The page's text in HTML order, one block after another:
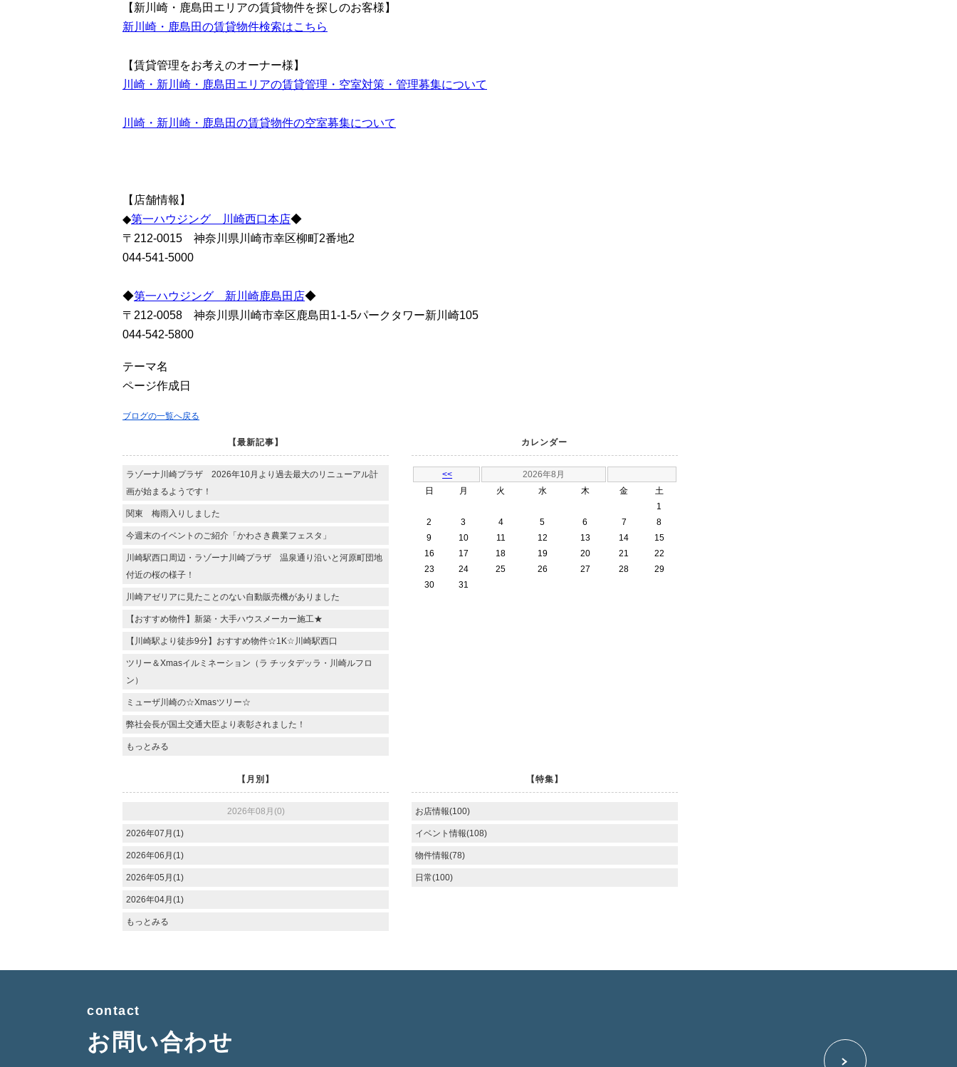
【新川崎・鹿島田エリアの賃貸物件を探しのお客様】
新川崎・鹿島田の賃貸物件検索はこちら
【賃貸管理をお考えのオーナー様】
川崎・新川崎・鹿島田エリアの賃貸管理・空室対策・管理募集について
川崎・新川崎・鹿島田の賃貸物件の空室募集について
【店舗情報】
◆第一ハウジング 川崎西口本店◆
〒212-0015 神奈川県川崎市幸区柳町2番地2
044-541-5000
◆第一ハウジング 新川崎鹿島田店◆
〒212-0058 神奈川県川崎市幸区鹿島田1-1-5パークタワー新川崎105
044-542-5800
テーマ名
ページ作成日
ブログの一覧へ戻る
【最新記事】
ラゾーナ川崎プラザ 2026年10月より過去最大のリニューアル計
画が始まるようです！
関東 梅雨入りしました
今週末のイベントのご紹介「かわさき農業フェスタ」
川崎駅西口周辺・ラゾーナ川崎プラザ 温泉通り沿いと河原町団地
付近の桜の様子！
川崎アゼリアに見たことのない自動販売機がありました
【おすすめ物件】新築・大手ハウスメーカー施工★
【川崎駅より徒歩9分】おすすめ物件☆1K☆川崎駅西口
ツリー＆Xmasイルミネーション（ラ チッタデッラ・川崎ルフロ
ン）
ミューザ川崎の☆Xmasツリー☆
弊社会長が国土交通大臣より表彰されました！
もっとみる
カレンダー
<<
2026年8月
日
月 火 水 木 金
土
1
2
3 4 5 6 7
8
9
10 11 12 13 14
15
16
17 18 19 20 21
22
23
24 25 26 27 28
29
30
31
【月別】
2026年08月(0)
2026年07月(1)
2026年06月(1)
2026年05月(1)
2026年04月(1)
もっとみる
【特集】
お店情報(100)
イベント情報(108)
物件情報(78)
日常(100)
contact
お問い合わせ